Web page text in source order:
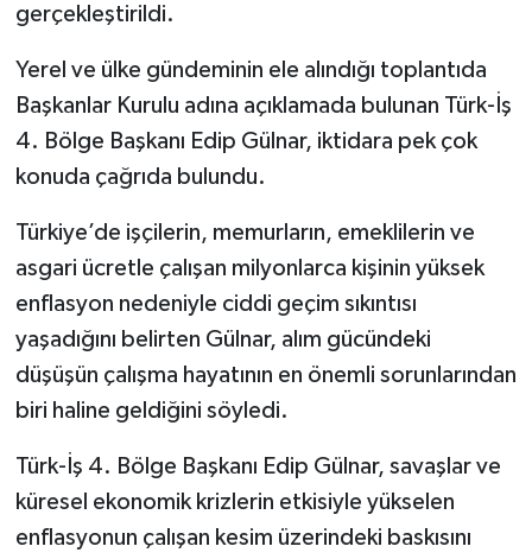
gerçekleştirildi.
Yerel ve ülke gündeminin ele alındığı toplantıda
Başkanlar Kurulu adına açıklamada bulunan Türk-İş
4. Bölge Başkanı Edip Gülnar, iktidara pek çok
konuda çağrıda bulundu.
Türkiye’de işçilerin, memurların, emeklilerin ve
asgari ücretle çalışan milyonlarca kişinin yüksek
enflasyon nedeniyle ciddi geçim sıkıntısı
yaşadığını belirten Gülnar, alım gücündeki
düşüşün çalışma hayatının en önemli sorunlarından
biri haline geldiğini söyledi.
Türk-İş 4. Bölge Başkanı Edip Gülnar, savaşlar ve
küresel ekonomik krizlerin etkisiyle yükselen
enflasyonun çalışan kesim üzerindeki baskısını